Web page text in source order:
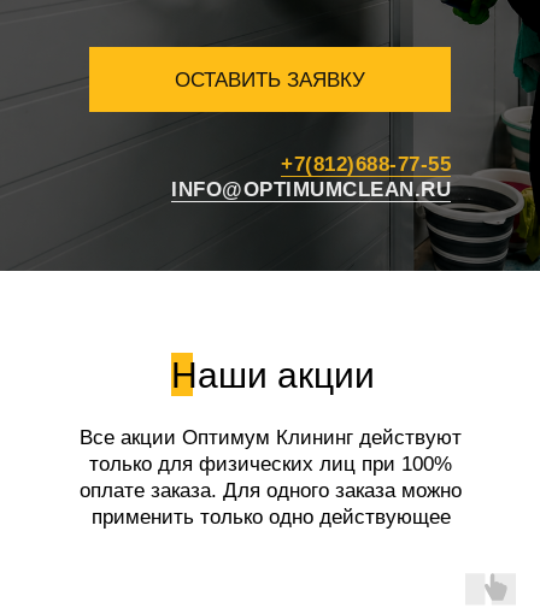
ОСТАВИТЬ ЗАЯВКУ
+7(812)688-77-55
INFO@OPTIMUMCLEAN.RU
Наши акции
Все акции Оптимум Клининг действуют
только для физических лиц при 100%
оплате заказа. Для одного заказа можно
применить только одно действующее